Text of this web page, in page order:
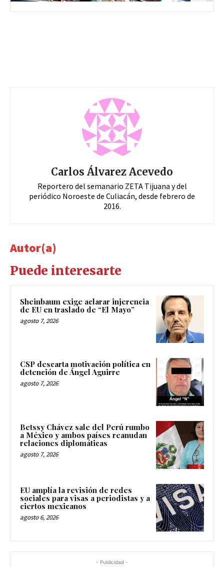
Carlos Álvarez Acevedo
Reportero del semanario ZETA Tijuana y del
periódico Noroeste de Culiacán, desde febrero de
2016.
Autor(a)
Puede interesarte
Sheinbaum exige aclarar injerencia
de EU en traslado de “El Mayo”
agosto 7, 2026
CSP descarta motivación política en
detención de Ángel Aguirre
agosto 7, 2026
Betssy Chávez sale del Perú rumbo
a México y ambos países reanudan
relaciones diplomáticas
agosto 7, 2026
EU amplía la revisión de redes
sociales para visas a periodistas y a
ciertos mexicanos
agosto 6, 2026
- Publicidad -